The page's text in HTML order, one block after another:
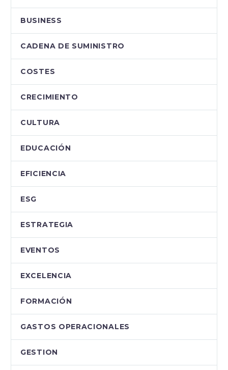
BUSINESS
CADENA DE SUMINISTRO
COSTES
CRECIMIENTO
CULTURA
EDUCACIÓN
EFICIENCIA
ESG
ESTRATEGIA
EVENTOS
EXCELENCIA
FORMACIÓN
GASTOS OPERACIONALES
GESTION